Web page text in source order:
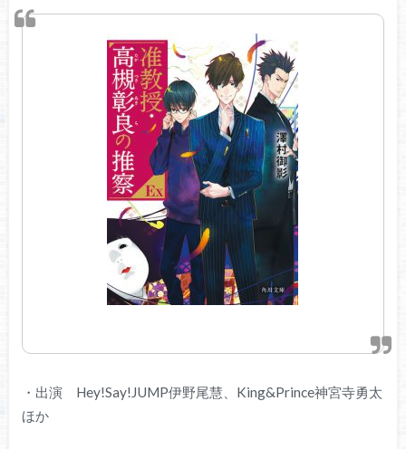
・出演 Hey!Say!JUMP伊野尾慧、King&Prince神宮寺勇太
ほか